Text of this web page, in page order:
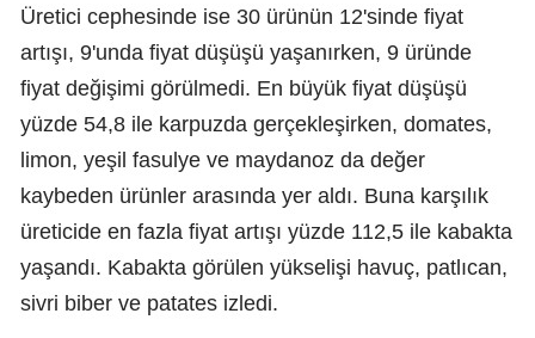
Üretici cephesinde ise 30 ürünün 12'sinde fiyat
artışı, 9'unda fiyat düşüşü yaşanırken, 9 üründe
fiyat değişimi görülmedi. En büyük fiyat düşüşü
yüzde 54,8 ile karpuzda gerçekleşirken, domates,
limon, yeşil fasulye ve maydanoz da değer
kaybeden ürünler arasında yer aldı. Buna karşılık
üreticide en fazla fiyat artışı yüzde 112,5 ile kabakta
yaşandı. Kabakta görülen yükselişi havuç, patlıcan,
sivri biber ve patates izledi.